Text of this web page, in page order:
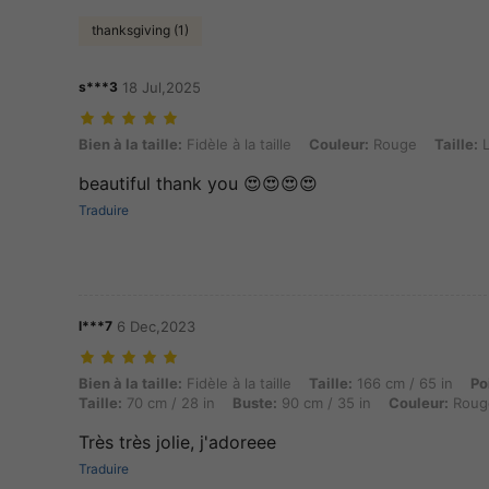
thanksgiving (1)
s***3 18 Jul,2025
Bien à la taille: Fidèle à la taille, Couleur: Rouge, Taille: L
Bien à la taille: Fidèle à la taille Couleur: Rouge Taille: L
beautiful thank you 😍😍😍😍
Traduire
l***7 6 Dec,2023
Bien à la taille: Fidèle à la taille, Taille: 166 cm / 65 in, Poids: 60 kg
Bien à la taille: Fidèle à la taille Taille: 166 cm / 65 in
Taille: 70 cm / 28 in Buste: 90 cm / 35 in Couleur:
Très très jolie, j'adoreee
Traduire